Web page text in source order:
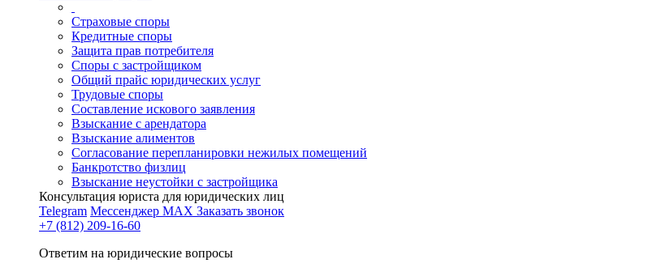
Страховые споры
Кредитные споры
Защита прав потребителя
Споры с застройщиком
Общий прайс юридических услуг
Трудовые споры
Составление искового заявления
Взыскание с арендатора
Взыскание алиментов
Cогласование перепланировки нежилых помещений
Банкротство физлиц
Взыскание неустойки с застройщика
Консультация юриста для юридических лиц
Telegram Мессенджер MAX Заказать звонок
+7 (812) 209-16-60
Ответим на юридические вопросы